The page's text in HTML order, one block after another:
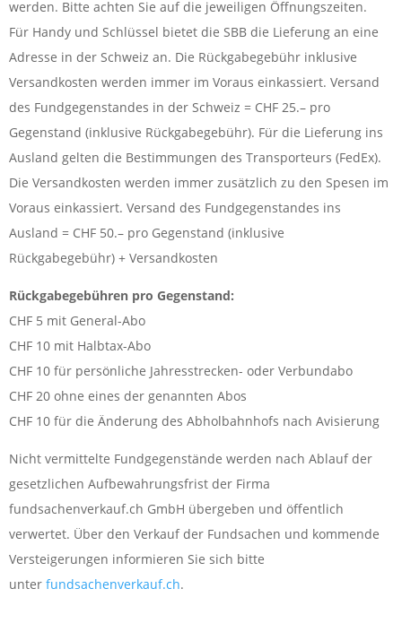
werden. Bitte achten Sie auf die jeweiligen Öffnungszeiten.
Für Handy und Schlüssel bietet die SBB die Lieferung an eine
Adresse in der Schweiz an. Die Rückgabegebühr inklusive
Versandkosten werden immer im Voraus einkassiert. Versand
des Fundgegenstandes in der Schweiz = CHF 25.– pro
Gegenstand (inklusive Rückgabegebühr). Für die Lieferung ins
Ausland gelten die Bestimmungen des Transporteurs (FedEx).
Die Versandkosten werden immer zusätzlich zu den Spesen im
Voraus einkassiert. Versand des Fundgegenstandes ins
Ausland = CHF 50.– pro Gegenstand (inklusive
Rückgabegebühr) + Versandkosten
Rückgabegebühren pro Gegenstand:
CHF 5 mit General-Abo
CHF 10 mit Halbtax-Abo
CHF 10 für persönliche Jahresstrecken- oder Verbundabo
CHF 20 ohne eines der genannten Abos
CHF 10 für die Änderung des Abholbahnhofs nach Avisierung
Nicht vermittelte Fundgegenstände werden nach Ablauf der
gesetzlichen Aufbewahrungsfrist der Firma
fundsachenverkauf.ch GmbH übergeben und öffentlich
verwertet. Über den Verkauf der Fundsachen und kommende
Versteigerungen informieren Sie sich bitte
unter fundsachenverkauf.ch.